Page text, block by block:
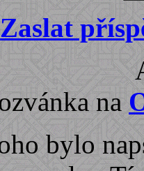
Zaslat
na
bylo